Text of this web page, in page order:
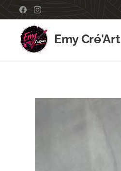
Emy Cré'Art